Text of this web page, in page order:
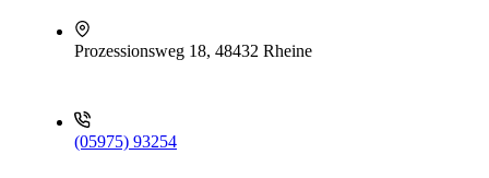
Prozessionsweg 18, 48432 Rheine
(05975) 93254